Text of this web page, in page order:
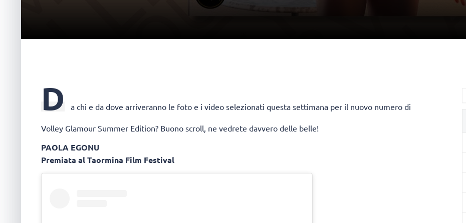
D a chi e da dove arriveranno le foto e i video selezionati questa settimana per il nuovo numero di
Volley Glamour Summer Edition? Buono scroll, ne vedrete davvero delle belle!
PAOLA EGONU
Premiata al Taormina Film Festival